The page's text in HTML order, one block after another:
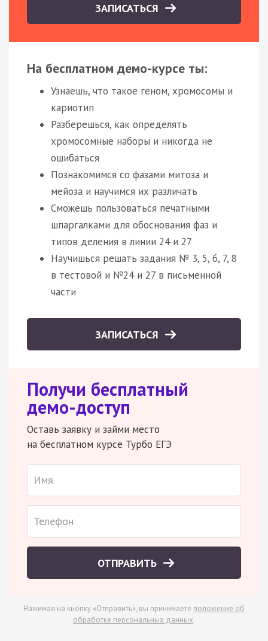
ЗАПИСАТЬСЯ
На бесплатном демо-курсе ты:
Узнаешь, что такое геном, хромосомы и
кариотип
Разберешься, как определять
хромосомные наборы и никогда не
ошибаться
Познакомимся со фазами митоза и
мейоза и научимся их различать
Сможешь пользоваться печатными
шпаргалками для обоснования фаз и
типов деления в линии 24 и 27
Научишься решать задания № 3, 5, 6, 7, 8
в тестовой и №24 и 27 в письменной
части
ЗАПИСАТЬСЯ
Получи бесплатный
демо-доступ
Оставь заявку и займи место
на бесплатном курсе Турбо ЕГЭ
ОТПРАВИТЬ
Нажимая на кнопку «Отправить», вы принимаете положение об
обработке персональных данных.